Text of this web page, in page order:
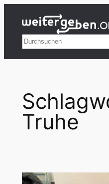
Inhalt
springenSuchen
Truhe